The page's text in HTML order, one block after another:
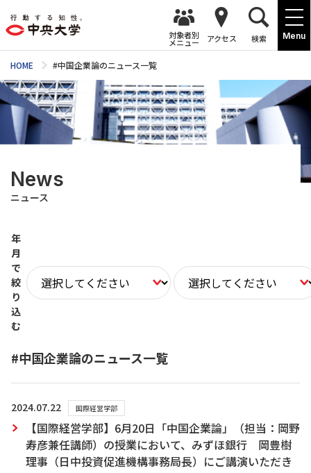
Menu
対象者別
メニュー アクセス 検索
HOME #中国企業論のニュース一覧
News
ニュース
年
月
で
絞
り
込
む
#中国企業論のニュース一覧
2024.07.22 国際経営学部
【国際経営学部】6月20日「中国企業論」（担当：岡野
寿彦兼任講師）の授業において、みずほ銀行 岡豊樹
理事（日中投資促進機構事務局長）にご講演いただき